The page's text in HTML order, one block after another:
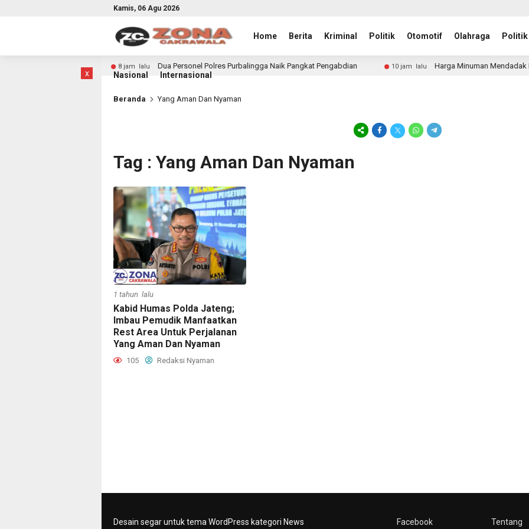
Kamis, 06 Agu 2026
Home Berita Kriminal Politik Otomotif Olahraga Politik
Nasional Internasional
x
8 jam lalu Dua Personel Polres Purbalingga Naik Pangkat Pengabdian 10 jam lalu Harga Minuman Mendadak
Beranda Yang Aman Dan Nyaman
Tag : Yang Aman Dan Nyaman
1 tahun lalu
Kabid Humas Polda Jateng;
Imbau Pemudik Manfaatkan
Rest Area Untuk Perjalanan
Yang Aman Dan Nyaman
105 Redaksi Nyaman
Facebook Tentang
Desain segar untuk tema WordPress kategori News